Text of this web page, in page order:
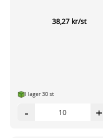
38,27 kr/st
I lager 30 st
- +